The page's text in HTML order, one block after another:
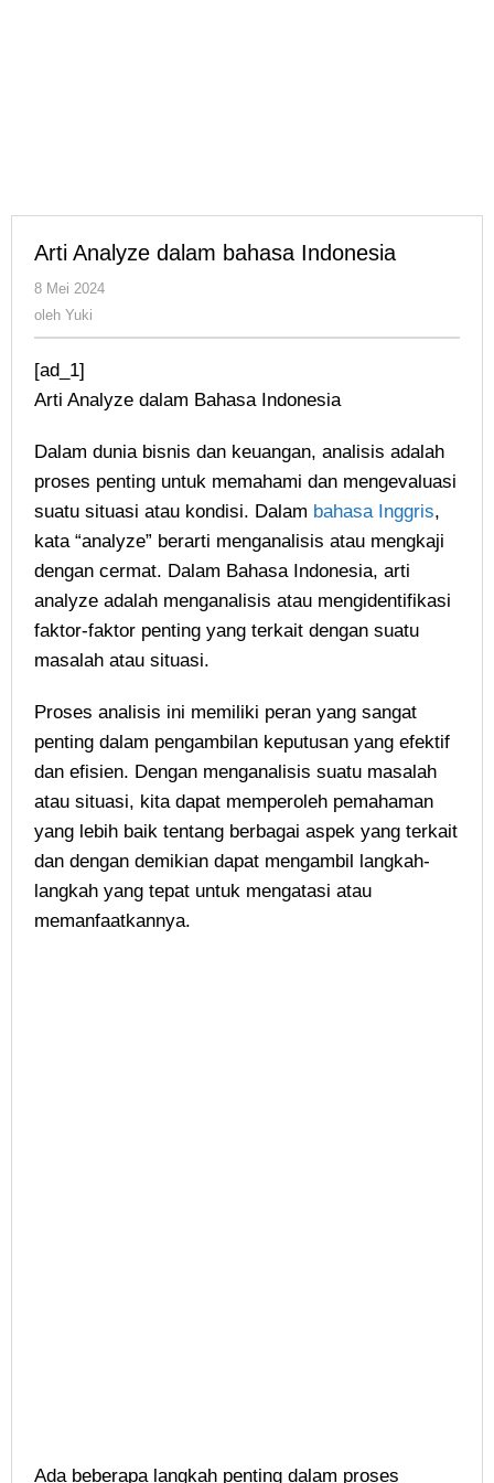
Arti Analyze dalam bahasa Indonesia
8 Mei 2024
oleh Yuki
[ad_1]
Arti Analyze dalam Bahasa Indonesia
Dalam dunia bisnis dan keuangan, analisis adalah
proses penting untuk memahami dan mengevaluasi
suatu situasi atau kondisi. Dalam bahasa Inggris,
kata “analyze” berarti menganalisis atau mengkaji
dengan cermat. Dalam Bahasa Indonesia, arti
analyze adalah menganalisis atau mengidentifikasi
faktor-faktor penting yang terkait dengan suatu
masalah atau situasi.
Proses analisis ini memiliki peran yang sangat
penting dalam pengambilan keputusan yang efektif
dan efisien. Dengan menganalisis suatu masalah
atau situasi, kita dapat memperoleh pemahaman
yang lebih baik tentang berbagai aspek yang terkait
dan dengan demikian dapat mengambil langkah-
langkah yang tepat untuk mengatasi atau
memanfaatkannya.
Ada beberapa langkah penting dalam proses